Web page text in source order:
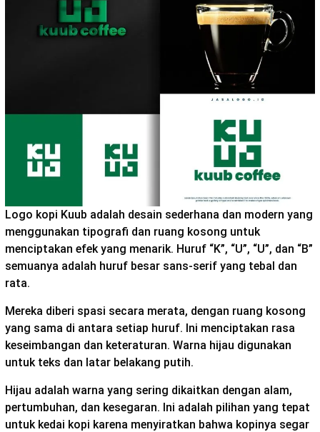
Logo kopi Kuub adalah desain sederhana dan modern yang
menggunakan tipografi dan ruang kosong untuk
menciptakan efek yang menarik. Huruf “K”, “U”, “U”, dan “B”
semuanya adalah huruf besar sans-serif yang tebal dan
rata.
Mereka diberi spasi secara merata, dengan ruang kosong
yang sama di antara setiap huruf. Ini menciptakan rasa
keseimbangan dan keteraturan. Warna hijau digunakan
untuk teks dan latar belakang putih.
Hijau adalah warna yang sering dikaitkan dengan alam,
pertumbuhan, dan kesegaran. Ini adalah pilihan yang tepat
untuk kedai kopi karena menyiratkan bahwa kopinya segar